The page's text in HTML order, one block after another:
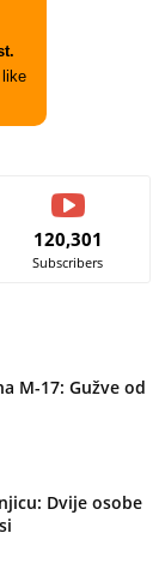
120,301
Subscribers
M-17: Gužve od
Dvije osobe